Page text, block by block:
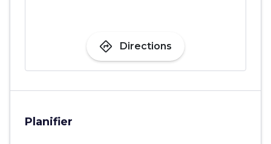
directions Directions
Planifier